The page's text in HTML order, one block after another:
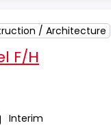
/ Architecture
F/H
Interim